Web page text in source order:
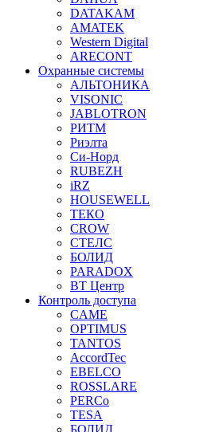
DATAKAM
AMATEK
Western Digital
ARECONT
Охранные системы
АЛЬТОНИКА
VISONIC
JABLOTRON
РИТМ
Риэлта
Си-Норд
RUBEZH
iRZ
HOUSEWELL
ТЕКО
CROW
СТЕЛС
БОЛИД
PARADOX
ВТ Центр
Контроль доступа
CAME
OPTIMUS
TANTOS
AccordTec
EBELCO
ROSSLARE
PERCo
TESA
БОЛИД